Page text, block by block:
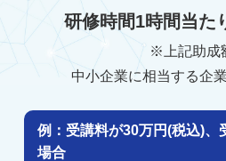
研修時間1時間当た
※上記助成
中小企業に相当する企
例：受講料が30万円(税込)、
場合